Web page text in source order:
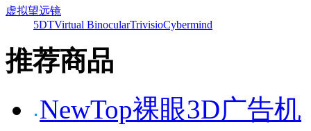
虚拟望远镜
5DTVirtual BinocularTrivisioCybermind
推荐商品
NewTop裸眼3D广告机